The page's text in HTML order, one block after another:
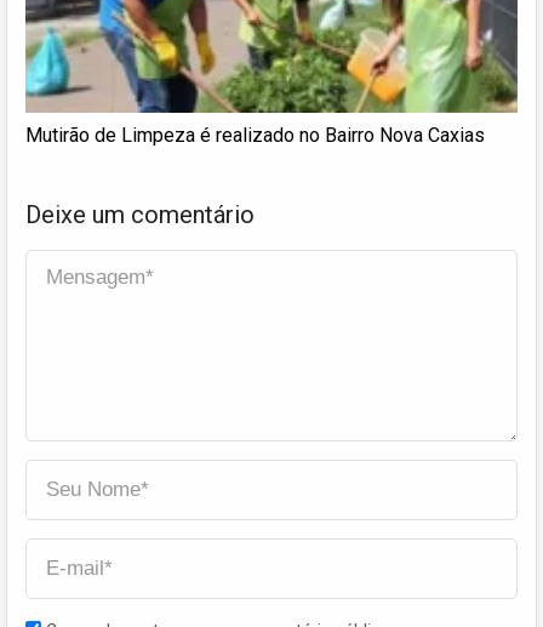
Mutirão de Limpeza é realizado no Bairro Nova Caxias
Deixe um comentário